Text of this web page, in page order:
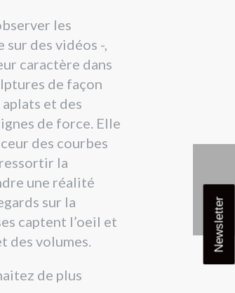
les
sur des vidéos -,
caractère dans
de façon
et des
de force. Elle
des courbes
la
une réalité
sur la
captent l’oeil et
des volumes.
de plus
Newsletter